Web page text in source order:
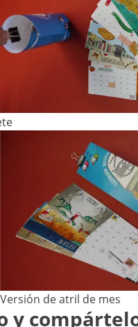
Versión de atril de mes
y